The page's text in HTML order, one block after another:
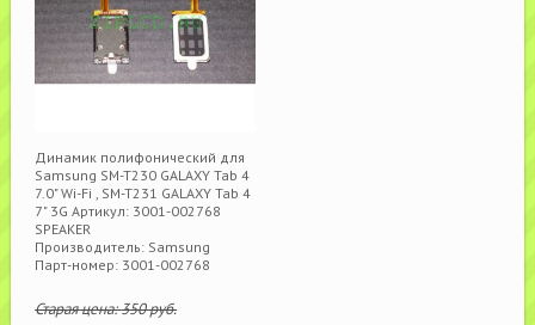
Динамик полифонический для
Samsung SM-T230 GALAXY Tab 4
7.0" Wi-Fi , SM-T231 GALAXY Tab 4
7" 3G Артикул: 3001-002768
SPEAKER
Производитель: Samsung
Парт-номер: 3001-002768
Старая цена:350руб.